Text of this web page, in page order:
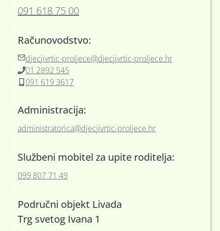
091 618 75 00
Računovodstvo:
djecjivrtic-proljece@djecjivrtic-proljece.hr
01 2892 545
091 619 3617
Administracija:
administratorica@djecjivrtic-proljece.hr
Službeni mobitel za upite roditelja:
099 807 71 49
Područni objekt Livada
Trg svetog Ivana 1